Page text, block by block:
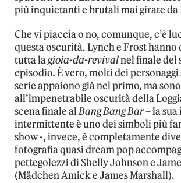
più inquietanti e brutali mai girate da
Che vi piaccia o no, comunque, c’è
questa oscurità. Lynch e Frost
tutta lagioia-da-revivalnel finale del
episodio. È vero, molti dei
serie appaiono già nel primo, ma
all’impenetrabile oscurità della
scena finale alBang Bang Bar– la sua
intermittente è uno dei simboli più
show -, invece, è completamente
fotografia quasi dream pop
pettegolezzi di Shelly Johnson e
(Mädchen Amick e James Marshall).